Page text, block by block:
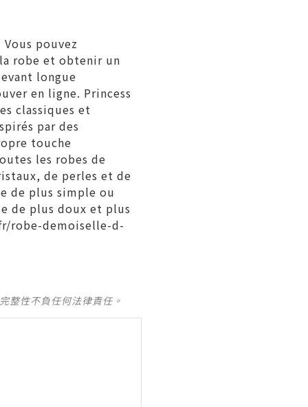
pouvez
robe et obtenir un
longue
en ligne. Princess
classiques et
par des
touche
les robes de
de perles et de
de plus simple ou
de plus doux et plus
robe-demoiselle-d-
整性不負任何法律責任。